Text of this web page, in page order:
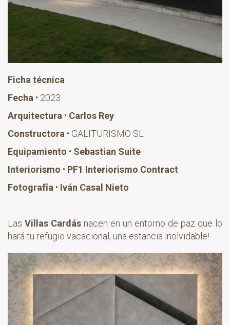
Ficha técnica
Fecha • 2023
Arquitectura • Carlos Rey
Constructora • GALITURISMO SL
Equipamiento • Sebastian Suite
Interiorismo • PF1 Interiorismo Contract
Fotografía • Iván Casal Nieto
Las Villas Cardás nacen en un entorno de paz que lo
hará tu refugio vacacional, una estancia inolvidable!